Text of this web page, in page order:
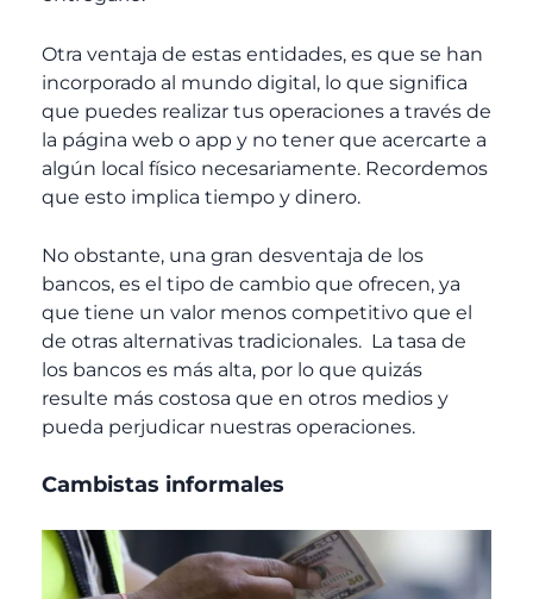
Otra ventaja de estas entidades, es que se han
incorporado al mundo digital, lo que significa
que puedes realizar tus operaciones a través de
la página web o app y no tener que acercarte a
algún local físico necesariamente. Recordemos
que esto implica tiempo y dinero.
No obstante, una gran desventaja de los
bancos, es el tipo de cambio que ofrecen, ya
que tiene un valor menos competitivo que el
de otras alternativas tradicionales. La tasa de
los bancos es más alta, por lo que quizás
resulte más costosa que en otros medios y
pueda perjudicar nuestras operaciones.
Cambistas informales